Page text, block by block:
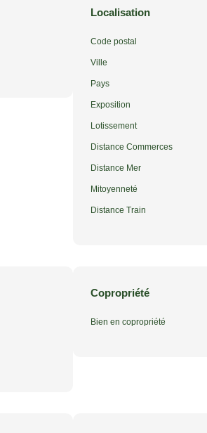
Localisation
Code postal
Ville
Pays
Exposition
Lotissement
Distance Commerces
Distance Mer
Mitoyenneté
Distance Train
Copropriété
Bien en copropriété